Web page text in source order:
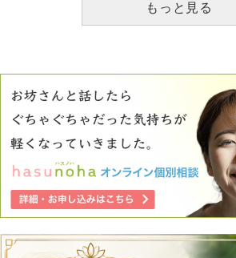
ほしい」、「親なんだから頼ってほしい
ました。 休日には決まって外食に誘わ
ます。 結局根本は変わっていないんじゃ
返りを求められるのではないか。 殺され
頼ってはいけない人に頼らないと生きて
たしは死んだ方がいいのではないか。 今すぐでも実家を出
たいのですが、現在アルバイトすらでき
いそうにありません。 でもこの家にいた
くなりそうで、どうしたらいいのかわか
ごめんなさい。
もっと見る